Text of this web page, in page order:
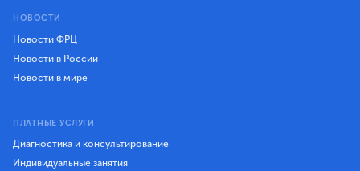
НОВОСТИ
Новости ФРЦ
Новости в России
Новости в мире
ПЛАТНЫЕ УСЛУГИ
Диагностика и консультирование
Индивидуальные занятия